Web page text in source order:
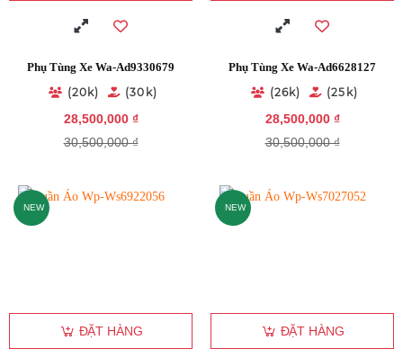
Phụ Tùng Xe Wa-Ad9330679
(20k)
(30k)
28,500,000 ₫
30,500,000 ₫
Phụ Tùng Xe Wa-Ad6628127
(26k)
(25k)
28,500,000 ₫
30,500,000 ₫
NEW
ĐẶT HÀNG
NEW
ĐẶT HÀNG